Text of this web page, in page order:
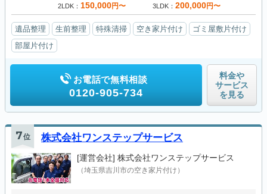
2LDK 150,000円〜 3LDK 200,000円〜
遺品整理 生前整理 特殊清掃 空き家片付け
ゴミ屋敷片付け
部屋片付け
お電話で無料相談
0120-905-734
料金や
サービス
を見る
7位 株式会社ワンステップサービス
[運営会社] 株式会社ワンステップサービス
（埼玉県吉川市の空き家片付け）